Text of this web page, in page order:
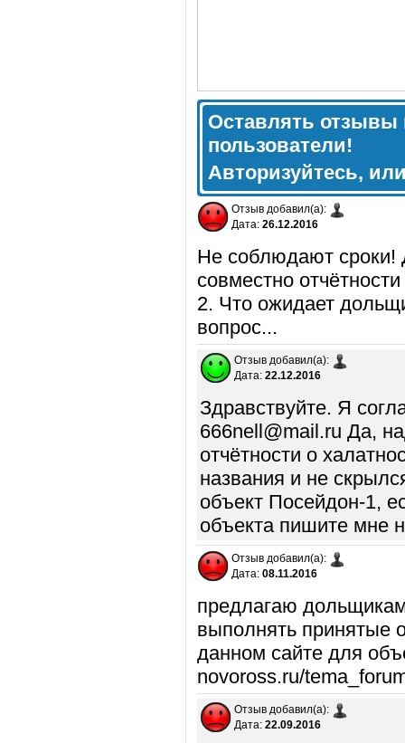
Оставлять отзывы
пользователи!
Авторизуйтесь,
Отзыв добавил(а):
Дата: 26.12.2016
Не соблюдают сроки!
совместно
2. Что ожидает
вопрос...
Отзыв добавил(а):
Дата: 22.12.2016
Здравствуйте. Я
666nell@mail.ru Да,
отчётности о
названия и не
объект Посейдон-1,
объекта пишите мне
Отзыв добавил(а):
Дата: 08.11.2016
предлагаю
выполнять принятые
данном сайте для
novoross.ru/
Отзыв добавил(а):
Дата: 22.09.2016